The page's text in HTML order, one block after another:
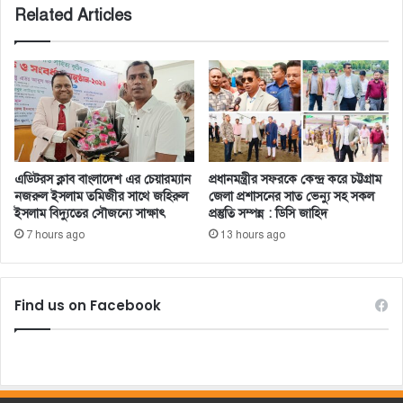
Related Articles
এডিটরস ক্লাব বাংলাদেশ এর চেয়ারম্যান
নজরুল ইসলাম তমিজীর সাথে জহিরুল
ইসলাম বিদ্যুতের সৌজন্যে সাক্ষাৎ
7 hours ago
প্রধানমন্ত্রীর সফরকে কেন্দ্র করে চট্টগ্রাম
জেলা প্রশাসনের সাত ভেন্যু সহ সকল
প্রস্তুতি সম্পন্ন : ডিসি জাহিদ
13 hours ago
Find us on Facebook